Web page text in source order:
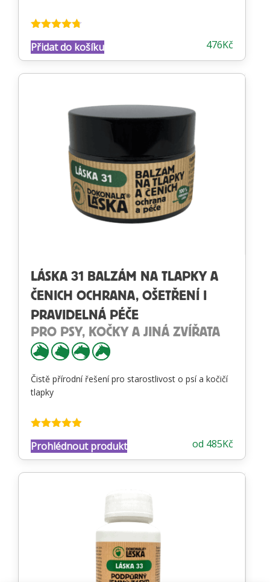
4.67z 5 476Kč
Přidat do košíku
LÁSKA 31 BALZÁM NA TLAPKY A
ČENICH OCHRANA, OŠETŘENÍ I
PRAVIDELNÁ PÉČE
PRO PSY, KOČKY A JINÁ ZVÍŘATA
Čistě přírodní řešení pro starostlivost o psí a kočičí
tlapky
4.87z 5 od 485Kč
Prohlédnout produkt